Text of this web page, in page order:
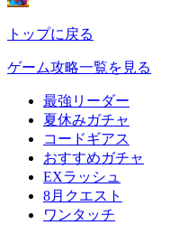
トップに戻る
ゲーム攻略一覧を見る
最強リーダー
夏休みガチャ
コードギアス
おすすめガチャ
EXラッシュ
8月クエスト
ワンタッチ